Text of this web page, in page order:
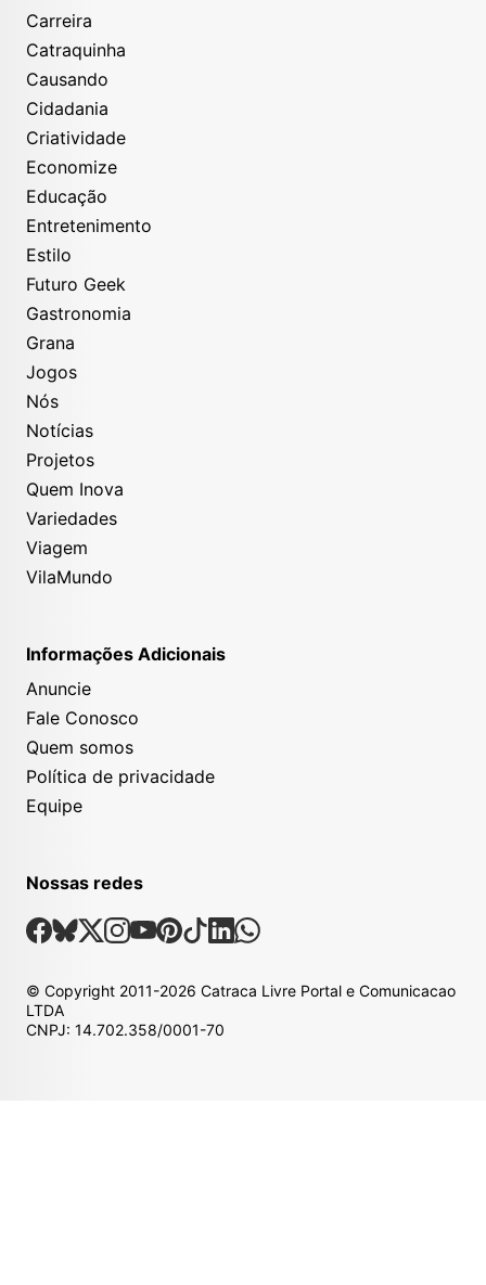
Carreira
Catraquinha
Causando
Cidadania
Criatividade
Economize
Educação
Entretenimento
Estilo
Futuro Geek
Gastronomia
Grana
Jogos
Nós
Notícias
Projetos
Quem Inova
Variedades
Viagem
VilaMundo
Informações Adicionais
Anuncie
Fale Conosco
Quem somos
Política de privacidade
Equipe
Nossas redes
Nossas Redes Sociais
Facebook
Bsky
X Instagram
Youtube
Pinterest
TiktokLinkedin
Whatsapp
© Copyright 2011-2026 Catraca Livre Portal e Comunicacao
LTDA
CNPJ: 14.702.358/0001-70